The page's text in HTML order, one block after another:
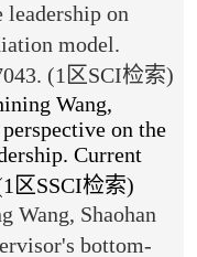
on
model.
(1区SCI检索)
Wang,
on the
Current
1区SSCI检索)
Wang, Shaohan
bottom-